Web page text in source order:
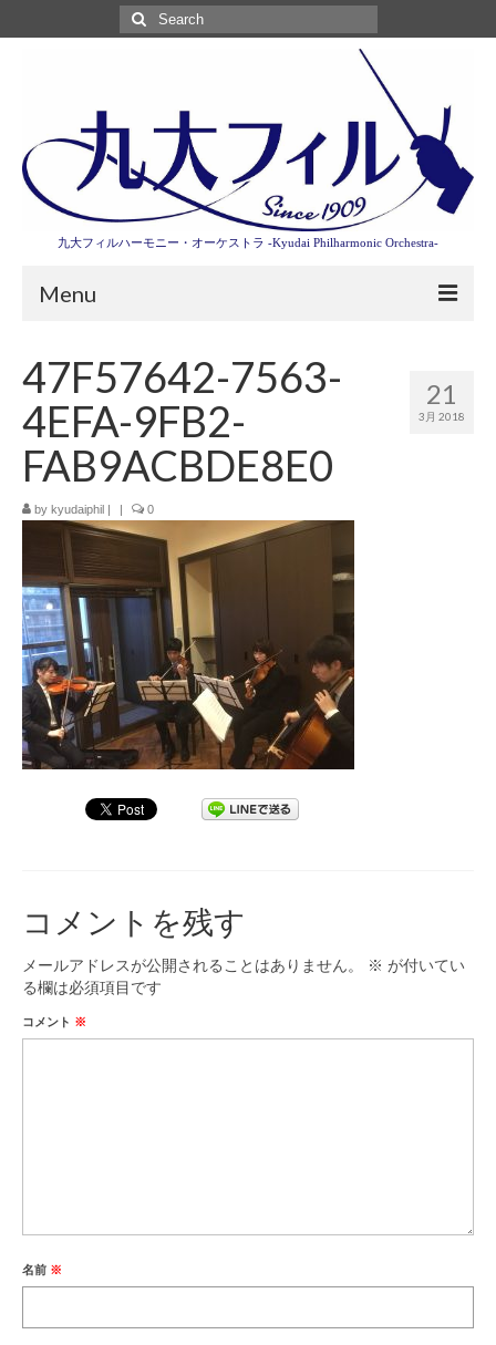
Search
for:
九大フィルハーモニー・オーケストラ -Kyudai Philharmonic Orchestra-
Menu
演奏会情報
九大フィルの歴史
ご寄付のお願い
演奏会の歴史
出張演奏
九大フィル特集ページ
団員専用ページ
21
3月 2018
47F57642-7563-
4EFA-9FB2-
FAB9ACBDE8E0
by kyudaiphil 0
コメントを残す
メールアドレスが公開されることはありません。 ※ が付いてい
る欄は必須項目です
コメント ※
名前 ※